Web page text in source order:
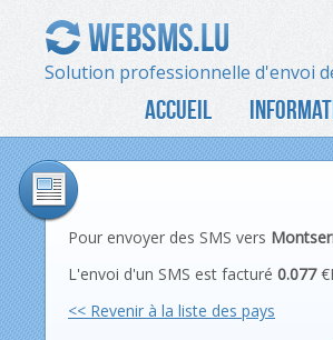
Solution professionnelle d'envoi
ACCUEIL
Pour envoyer des SMS vers
L'envoi d'un SMS est facturé 0.077
<< Revenir à la liste des pays